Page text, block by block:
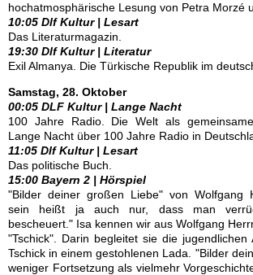
hochatmosphärische Lesung von Petra Morzé
10:05 Dlf Kultur | Lesart
Das Literaturmagazin.
19:30 Dlf Kultur | Literatur
Exil Almanya. Die Türkische Republik im
Samstag, 28. Oktober
00:05 DLF Kultur | Lange Nacht
100 Jahre Radio. Die Welt als
Lange Nacht über 100 Jahre Radio in
11:05 Dlf Kultur | Lesart
Das politische Buch.
15:00 Bayern 2 | Hörspiel
"Bilder deiner großen Liebe" von Wolfgang
sein heißt ja auch nur, dass man
bescheuert." Isa kennen wir aus Wolfgang
"Tschick". Darin begleitet sie die jugendlichen
Tschick in einem gestohlenen Lada. "Bilder
weniger Fortsetzung als vielmehr